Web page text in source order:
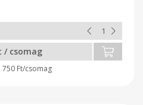
/ csomag
750 Ft/csomag